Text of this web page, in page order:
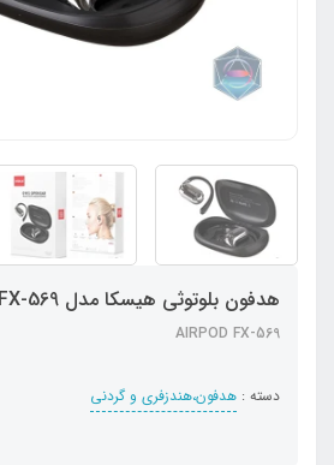
هدفون بلوتوثی هیسکا مدل FX-569
AIRPOD FX-569
دسته : هدفون،هندزفری و گردنی